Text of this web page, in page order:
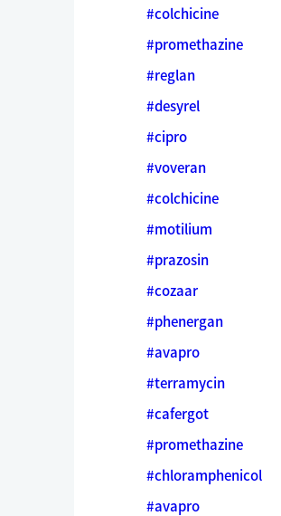
#colchicine
#promethazine
#reglan
#desyrel
#cipro
#voveran
#colchicine
#motilium
#prazosin
#cozaar
#phenergan
#avapro
#terramycin
#cafergot
#promethazine
#chloramphenicol
#avapro